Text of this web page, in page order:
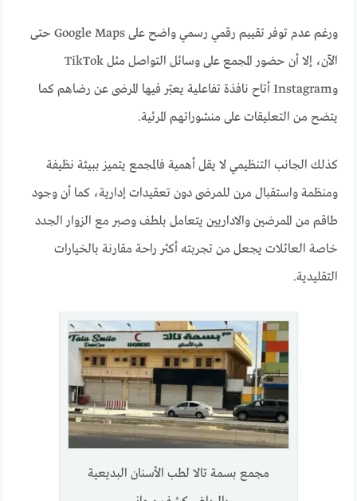
ورغم عدم توفر تقييم رقمي رسمي واضح على Google Maps حتى
الآن، إلا أن حضور المجمع على وسائل التواصل مثل TikTok
وInstagram أتاح نافذة تفاعلية يعبّر فيها المرضى عن رضاهم كما
يتضح من التعليقات على منشوراتهم المرئية.
كذلك الجانب التنظيمي لا يقل أهمية فالمجمع يتميز ببيئة نظيفة
ومنظمة واستقبال مرن للمرضى دون تعقيدات إدارية، كما أن وجود
طاقم من الممرضين والاداريين يتعامل بلطف وصبر مع الزوار الجدد
خاصة العائلات يجعل من تجربته أكثر راحة مقارنة بالخيارات
التقليدية.
مجمع بسمة تالا لطب الأسنان البديعية